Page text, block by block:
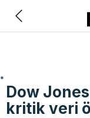
*
Dow
kritik veri